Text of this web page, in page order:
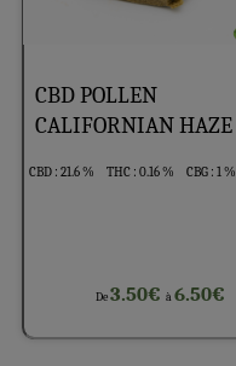
CBD POLLEN
CALIFORNIAN HAZE
CBD : 21.6 % THC : 0.16 % CBG : 1 %
De3.50€à6.50€